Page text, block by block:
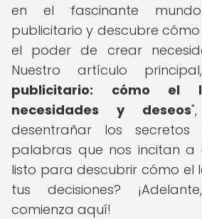
en el fascinante
publicitario y descubre
el poder de crear
Nuestro artículo
publicitario: cómo el
necesidades y deseos
desentrañar los
palabras que nos incitan a
listo para descubrir cómo el
tus decisiones?
comienza aquí!